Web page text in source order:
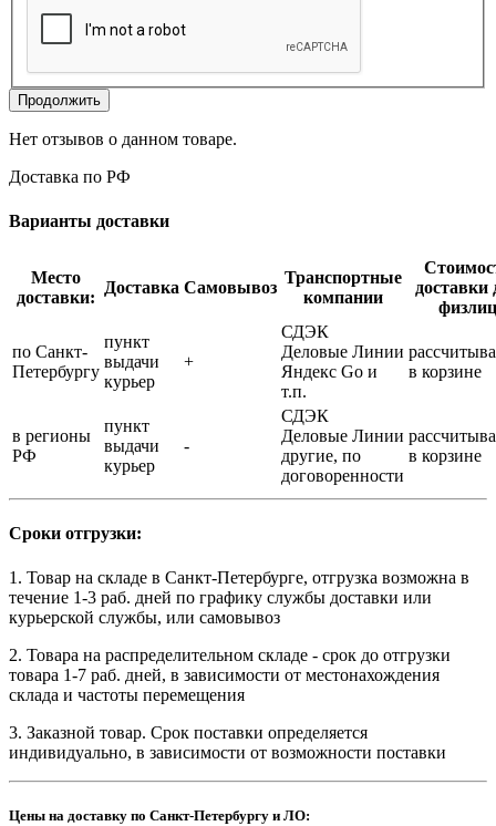
Продолжить
Нет отзывов о данном товаре.
Доставка по РФ
Варианты доставки
Место
доставки:
Доставка Самовывоз
Транспортные
компании
доставки
физлиц
по Санкт-
Петербургу
пункт
выдачи
курьер
+
СДЭК
Деловые Линии
Яндекс Go и
т.п.
в корзине
в регионы
РФ
пункт
выдачи
курьер
-
СДЭК
Деловые Линии
другие, по
договоренности
в корзине
Сроки отгрузки:
1. Товар на складе в Санкт-Петербурге, отгрузка возможна в
течение 1-3 раб. дней по графику службы доставки или
курьерской службы, или самовывоз
2. Товара на распределительном складе - срок до отгрузки
товара 1-7 раб. дней, в зависимости от местонахождения
склада и частоты перемещения
3. Заказной товар. Срок поставки определяется
индивидуально, в зависимости от возможности поставки
Цены на доставку по Санкт-Петербургу и ЛО: